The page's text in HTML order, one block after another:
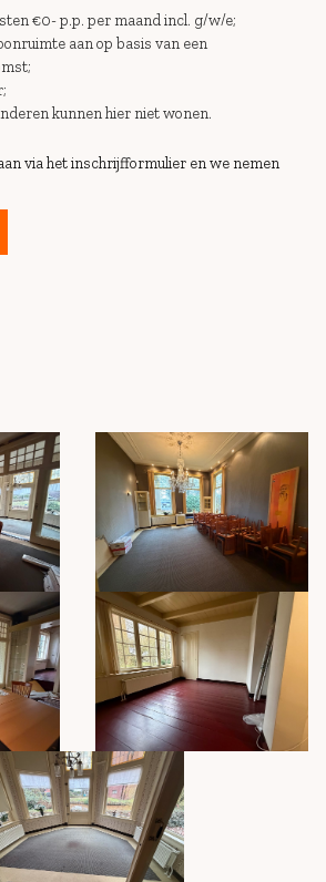
€0- p.p. per maand incl. g/w/e;
aan op basis van een
kunnen hier niet wonen.
via het inschrijfformulier en we nemen